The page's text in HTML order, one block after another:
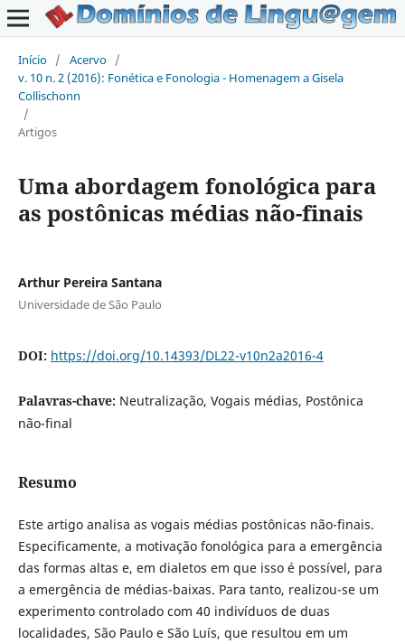
Início / Acervo /
v. 10 n. 2 (2016): Fonética e Fonologia - Homenagem a Gisela
Collischonn
/
Artigos
Uma abordagem fonológica para
as postônicas médias não-finais
Arthur Pereira Santana
Universidade de São Paulo
DOI: https://doi.org/10.14393/DL22-v10n2a2016-4
Palavras-chave: Neutralização, Vogais médias, Postônica
não-final
Resumo
Este artigo analisa as vogais médias postônicas não-finais.
Especificamente, a motivação fonológica para a emergência
das formas altas e, em dialetos em que isso é possível, para
a emergência de médias-baixas. Para tanto, realizou-se um
experimento controlado com 40 indivíduos de duas
localidades, São Paulo e São Luís, que resultou em um